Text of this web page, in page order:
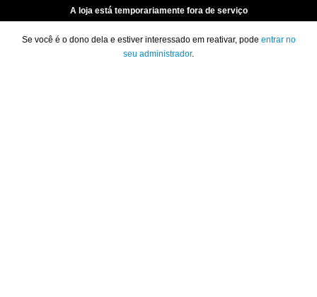
A loja está temporariamente fora de serviço
Se você é o dono dela e estiver interessado em reativar, pode entrar no
seu administrador.